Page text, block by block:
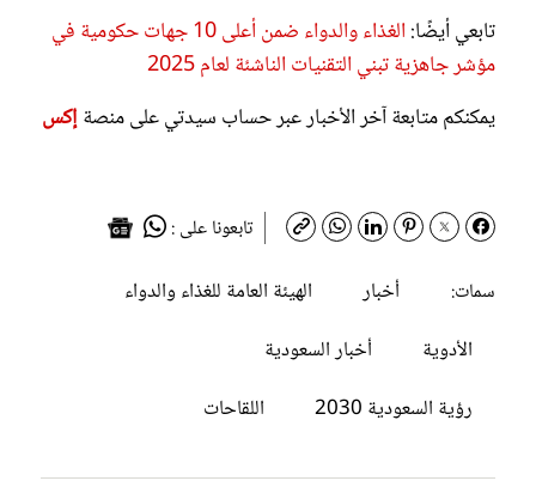
تابعي أيضًا:
الغذاء والدواء ضمن أعلى 10 جهات حكومية في
مؤشر جاهزية تبني التقنيات الناشئة لعام 2025
يمكنكم متابعة آخر الأخبار عبر حساب سيدتي على منصةإكس
تابعونا على :
سمات:
أخبار
الهيئة العامة للغذاء والدواء
الأدوية
أخبار السعودية
رؤية السعودية 2030
اللقاحات